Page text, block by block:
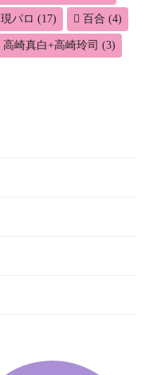
現パロ (17) 百合 (4)
高崎真白+高崎玲司 (3)